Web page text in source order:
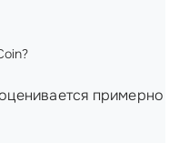
примерно